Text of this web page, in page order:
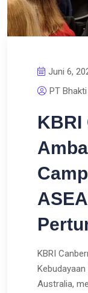
Juni 6,
PT
KBRI
KBRI
Australia,